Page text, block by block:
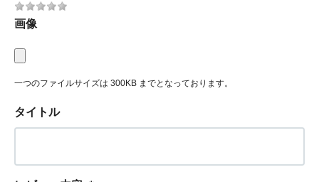
画像
一つのファイルサイズは 300KB までとなっております。
タイトル